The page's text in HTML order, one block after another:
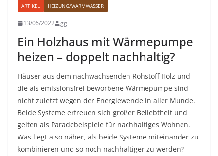
ARTIKEL HEIZUNG/WARMWASSER
13/06/2022 gg
Ein Holzhaus mit Wärmepumpe
heizen – doppelt nachhaltig?
Häuser aus dem nachwachsenden Rohstoff Holz und
die als emissionsfrei beworbene Wärmepumpe sind
nicht zuletzt wegen der Energiewende in aller Munde.
Beide Systeme erfreuen sich großer Beliebtheit und
gelten als Paradebeispiele für nachhaltiges Wohnen.
Was liegt also näher, als beide Systeme miteinander zu
kombinieren und so noch nachhaltiger zu werden?